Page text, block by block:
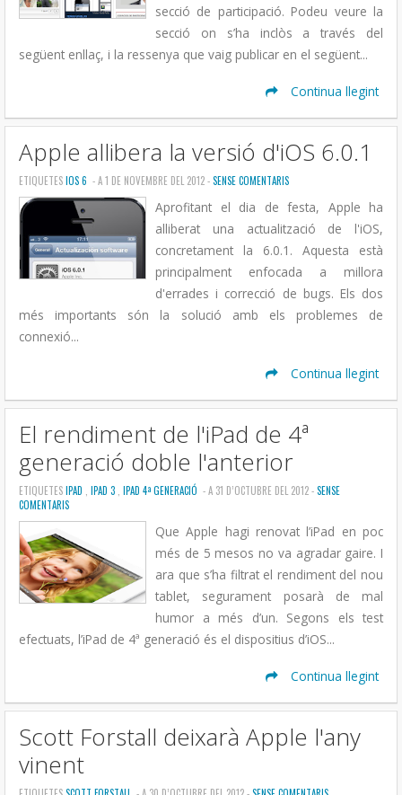
secció de participació. Podeu veure la
secció on s’ha inclòs a través del
següent enllaç, i la ressenya que vaig publicar en el següent...
Continua llegint
Apple allibera la versió d'iOS 6.0.1
ETIQUETESIOS 6 - A 1 DE NOVEMBRE DEL 2012 -SENSE COMENTARIS
Aprofitant el dia de festa, Apple ha
alliberat una actualització de l'iOS,
concretament la 6.0.1. Aquesta està
principalment enfocada a millora
d'errades i correcció de bugs. Els dos
més importants són la solució amb els problemes de
connexió...
Continua llegint
El rendiment de l'iPad de 4ª
generació doble l'anterior
ETIQUETESIPAD , IPAD 3 , IPAD 4ª GENERACIÓ - A 31 D’OCTUBRE DEL 2012 -SENSE
COMENTARIS
Que Apple hagi renovat l’iPad en poc
més de 5 mesos no va agradar gaire. I
ara que s’ha filtrat el rendiment del nou
tablet, segurament posarà de mal
humor a més d’un. Segons els test
efectuats, l’iPad de 4ª generació és el dispositius d’iOS...
Continua llegint
Scott Forstall deixarà Apple l'any
vinent